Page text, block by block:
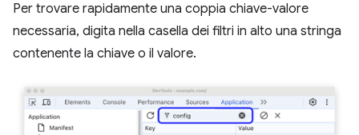
Per trovare rapidamente una coppia chiave-valore
necessaria, digita nella casella dei filtri in alto una stringa
contenente la chiave o il valore.